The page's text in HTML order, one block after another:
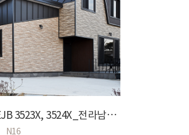
V16 EFX 3954X, N16 EJB 3523X, 3524X_전라남도 목포..
N16